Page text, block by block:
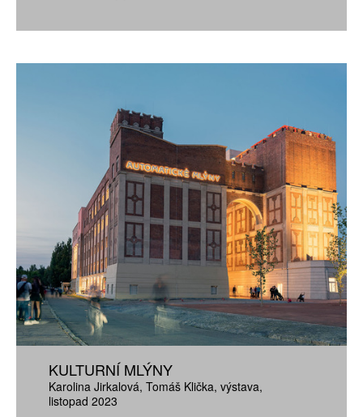
KULTURNÍ MLÝNY
Karolina Jirkalová Tomáš Klička výstava
listopad 2023